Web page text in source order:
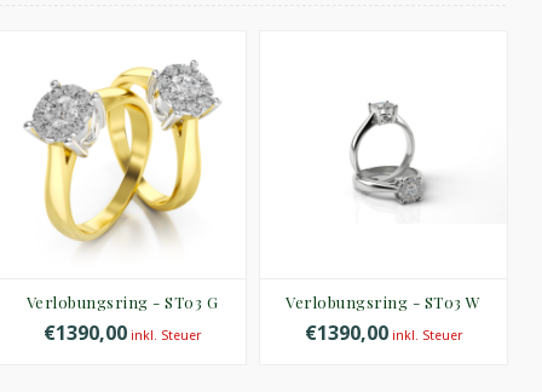
Verlobungsring - ST03 G
€1390,00 inkl. Steuer
Verlobungsring - ST03 W
€1390,00 inkl. Steuer